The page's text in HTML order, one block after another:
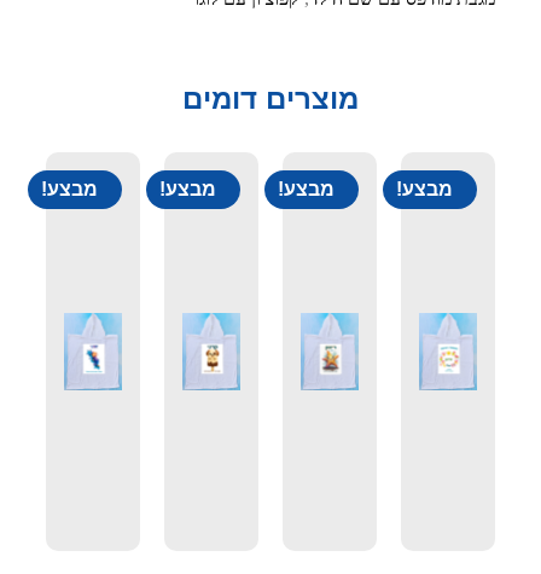
מוצרים דומים
מבצע! מבצע! מבצע! מבצע!